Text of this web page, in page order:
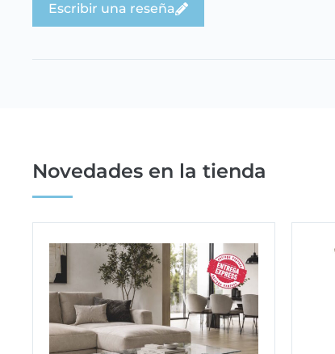
Escribir una reseña
Novedades en la tienda